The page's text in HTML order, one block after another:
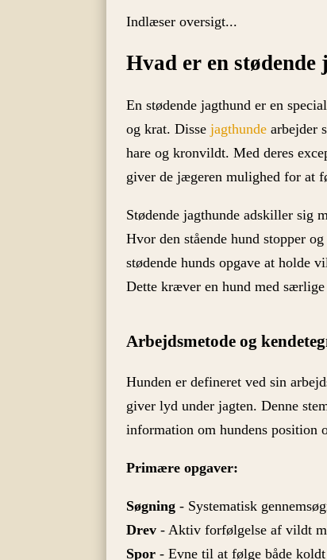
Indlæser oversigt...
Hvad er en stødende
En stødende jagthund er en
og krat. Dissejagthunde arbejder
hare og kronvildt. Med deres
giver de jægeren mulighed for at
Stødende jagthunde adskiller sig
Hvor den stående hund stopper
stødende hunds opgave at holde
Dette kræver en hund med
Arbejdsmetode og
Hunden er defineret ved sin
giver lyd under jagten. Denne
information om hundens position
Primære opgaver:
Søgning - Systematisk
Drev - Aktiv forfølgelse af vildt
Spor - Evne til at følge både